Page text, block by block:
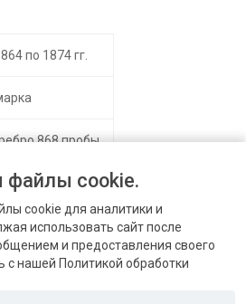
по 1874 гг.
868 пробы
cookie.
cookie для аналитики и
использовать сайт после
и предоставления своего
с нашей Политикой обработки